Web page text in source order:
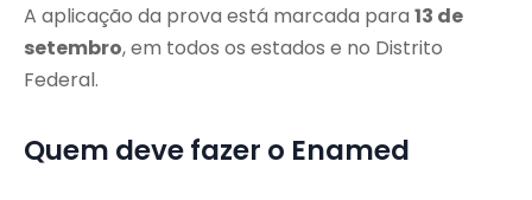
A aplicação da prova está marcada para 13 de
setembro, em todos os estados e no Distrito
Federal.
Quem deve fazer o Enamed